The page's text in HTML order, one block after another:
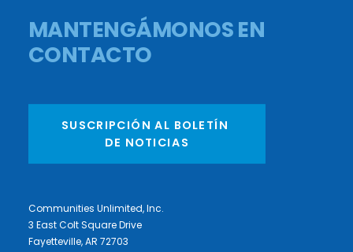
MANTENGÁMONOS EN
CONTACTO
SUSCRIPCIÓN AL BOLETÍN
DE NOTICIAS
Communities Unlimited, Inc.
3 East Colt Square Drive
Fayetteville, AR 72703